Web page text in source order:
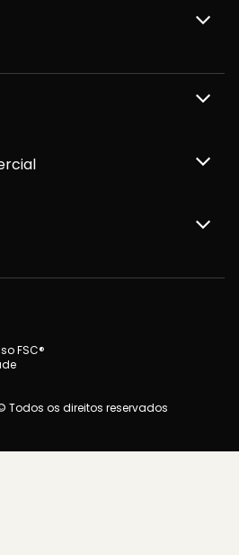
FSC®
Todos os direitos reservados